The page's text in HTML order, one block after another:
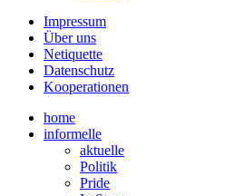
Impressum
Über uns
Netiquette
Datenschutz
Kooperationen
home
informelle
aktuelle
Politik
Pride